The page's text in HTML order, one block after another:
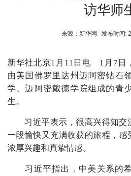
访华师
来源：新华网 发布时间:
新华社北京1月11日电 1月7日
由美国佛罗里达州迈阿密钻石
学、迈阿密戴德学院组成的青
生。
习近平表示，很高兴得知交
一段愉快又充满收获的旅程，感
浓厚兴趣和真挚情感。
习近平指出，中美关系的希